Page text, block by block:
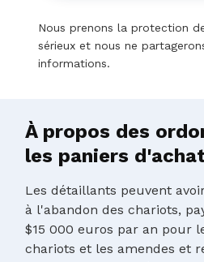
Nous prenons la protection
sérieux et nous ne
informations.
À propos des
les paniers
Les détaillants peuvent
à l'abandon des chariots,
$15 000 euros par an pour
chariots et les amendes et